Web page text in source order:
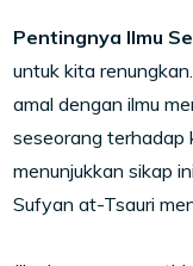
Pentingnya Ilmu
untuk kita
amal dengan ilmu
seseorang terhadap
menunjukkan sikap
Sufyan at-Tsauri